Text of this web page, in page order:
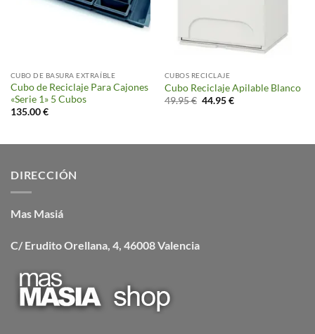
CUBO DE BASURA EXTRAÍBLE
Cubo de Reciclaje Para Cajones
«Serie 1» 5 Cubos
135.00€
CUBOS RECICLAJE
Cubo Reciclaje Apilable Blanco
49.95€ El
44.95€El
DIRECCIÓN
Mas Masiá
C/ Erudito Orellana, 4, 46008 Valencia